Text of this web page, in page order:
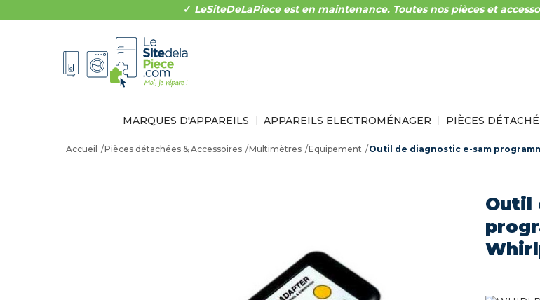
✓ LeSiteDeLaPiece est en maintenance. Toutes nos pièces et
MARQUES D'APPAREILS APPAREILS ELECTROMÉNAGER PIÈCES
Accueil Pièces détachées & Accessoires Multimètres Equipement Outil de diagnostic e-sam
Outil